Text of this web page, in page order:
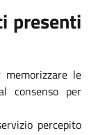
presenti
le
consenso per
percepito